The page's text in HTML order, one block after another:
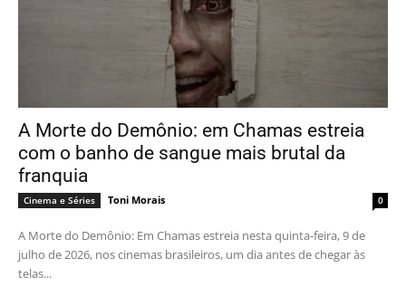
A Morte do Demônio: em Chamas estreia
com o banho de sangue mais brutal da
franquia
Cinema e Séries Toni Morais 0
A Morte do Demônio: Em Chamas estreia nesta quinta-feira, 9 de
julho de 2026, nos cinemas brasileiros, um dia antes de chegar às
telas...